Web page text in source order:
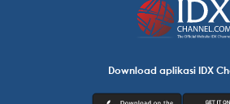
Download aplikasi IDX